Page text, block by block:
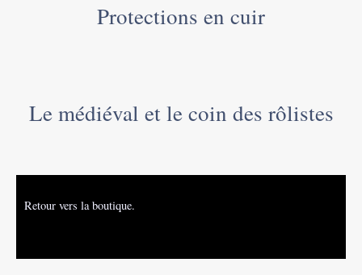
Protections en cuir
Le médiéval et le coin des rôlistes
Retour vers la boutique.